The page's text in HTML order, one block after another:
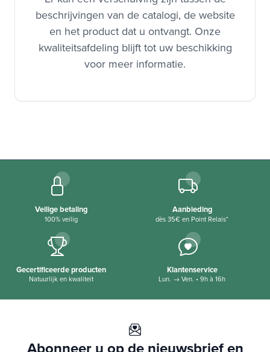
Gluzym wordt daarom onderscheiden door zijn
combinatie Zymate® + Tolerase® G, de zeer hoge
enzymatische dosering en de specifieke
positionering van maaltijden die gluten bevatten.
FAQ
Wat is de eigenaardigheid van Gluzym?
Gluzym combineert twee gepatenteerde
spijsverteringsmix en Tolerase® G, een
enzym dat specifiek gluten snijdt.
beschrijvingen van de catalogi, de website
en het product dat u ontvangt. Onze
kwaliteitsafdeling blijft tot uw beschikking
voor meer informatie.
Veilige betaling
100% veilig
Aanbieding
dès 35€ en Point Relais*
Gecertificeerde producten
Natuurlijk en kwaliteit
Klantenservice
Lun. → Ven. • 9h à 16h